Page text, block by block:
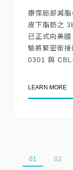
康霈局部減
皮下脂肪之
已正式向美
驗將緊密銜
0301 與
LEARN MORE
01 02